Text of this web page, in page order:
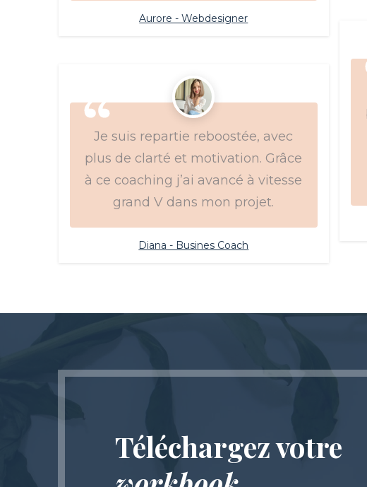
Aurore - Webdesigner
Je suis repartie reboostée, avec
plus de clarté et motivation. Grâce
à ce coaching j’ai avancé à vitesse
grand V dans mon projet.
Diana - Busines Coach
Téléchargez votre